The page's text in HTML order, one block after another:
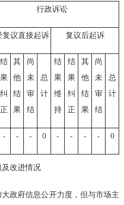
行政诉讼
复议直接起诉 复议后起诉
结
果
纠
正
其
他
结
果
尚
未
审
结
总
计
结
果
维
持
结
果
纠
正
其
他
结
果
尚
未
审
结
总
计
- - - 0 - - - - 0
改进情况
大政府信息公开力度，但与市场主